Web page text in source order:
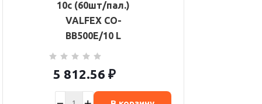
10с (60шт/пал.)
VALFEX CO-
BB500E/10 L
5 812.56 ₽